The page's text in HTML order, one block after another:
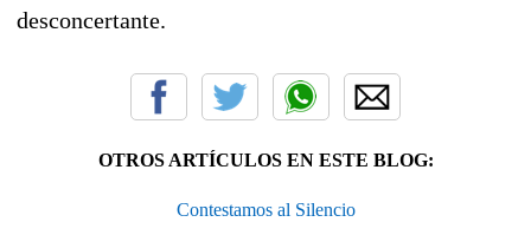
desconcertante.
OTROS ARTÍCULOS EN ESTE BLOG:
Contestamos al Silencio